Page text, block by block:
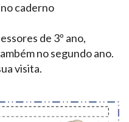
caderno
de 3º ano,
no segundo ano.
visita.